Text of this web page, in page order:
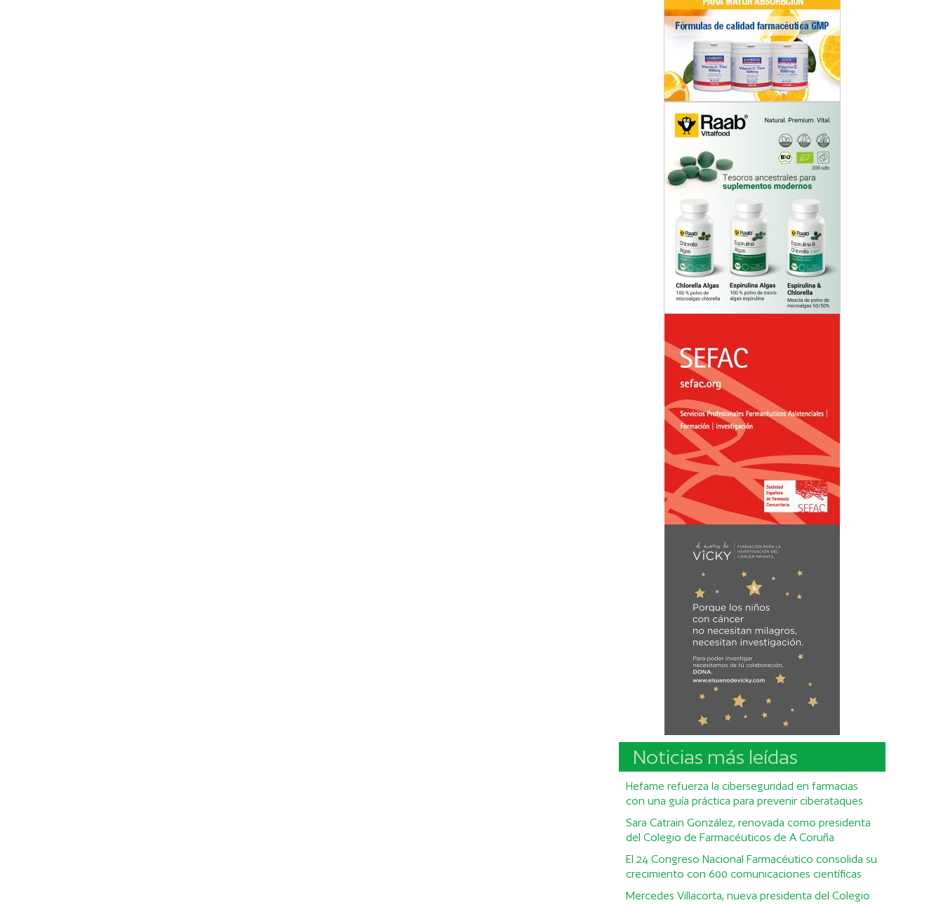
Noticias más leídas
Hefame refuerza la ciberseguridad en farmacias
con una guía práctica para prevenir ciberataques
Sara Catrain González, renovada como presidenta
del Colegio de Farmacéuticos de A Coruña
El 24 Congreso Nacional Farmacéutico consolida su
crecimiento con 600 comunicaciones científicas
Mercedes Villacorta, nueva presidenta del Colegio